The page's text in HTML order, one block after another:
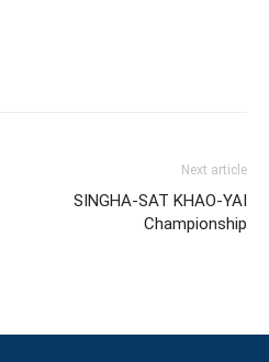
Next article
SINGHA-SAT KHAO-YAI
Championship